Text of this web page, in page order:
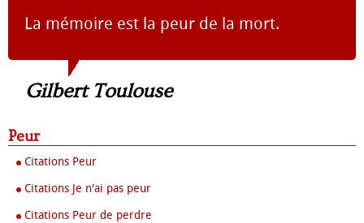
La mémoire est la peur de la mort.
Gilbert Toulouse
Peur
Citations Peur
Citations Je n'ai pas peur
Citations Peur de perdre